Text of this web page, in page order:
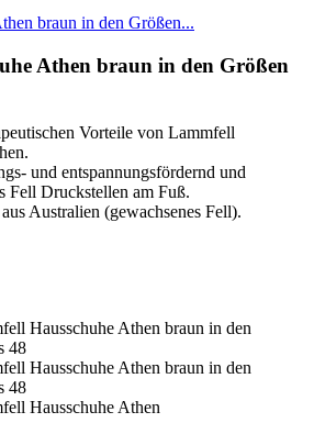
braun in den Größen...
Athen braun in den Größen
Vorteile von Lammfell
und entspannungsfördernd und
Fell Druckstellen am Fuß.
Australien (gewachsenes Fell).